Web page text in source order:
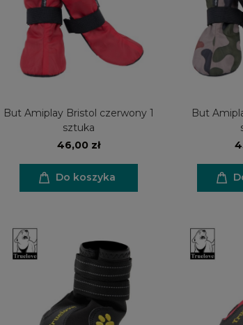
But Amiplay Bristol czerwony 1
sztuka
46,00 zł
Do koszyka
But